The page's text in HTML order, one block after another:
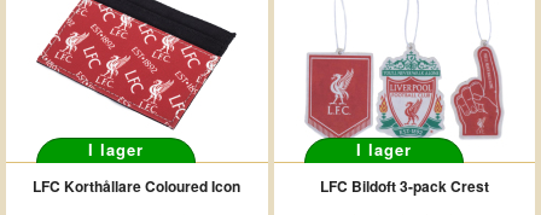
I lager
LFC Korthållare Coloured Icon
I lager
LFC Bildoft 3-pack Crest